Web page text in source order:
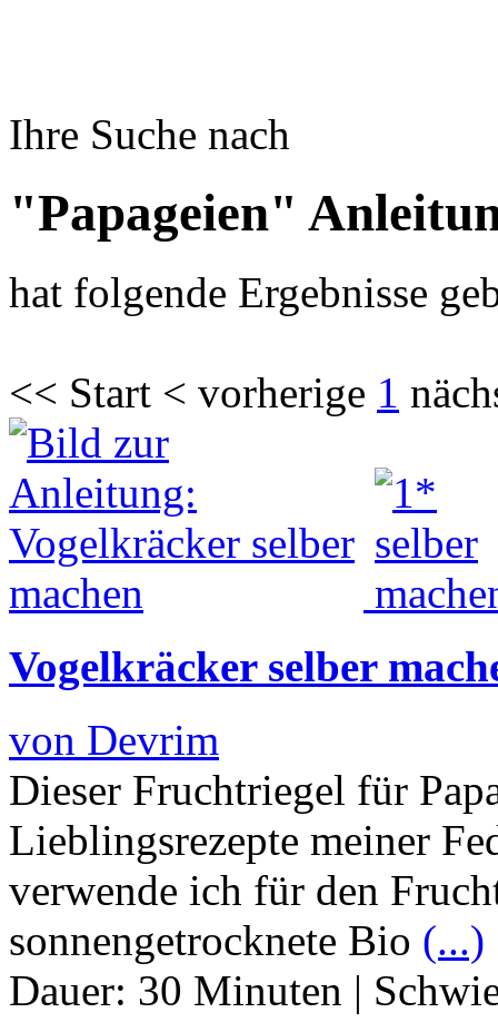
Ihre Suche nach
"Papageien"
hat folgende Ergebnisse
<< Start < vorherige 1
Vogelkräcker selber
von Devrim
Dieser Fruchtriegel für
Lieblingsrezepte meiner
verwende ich für den
sonnengetrocknete Bio (...)
Dauer: 30 Minuten |